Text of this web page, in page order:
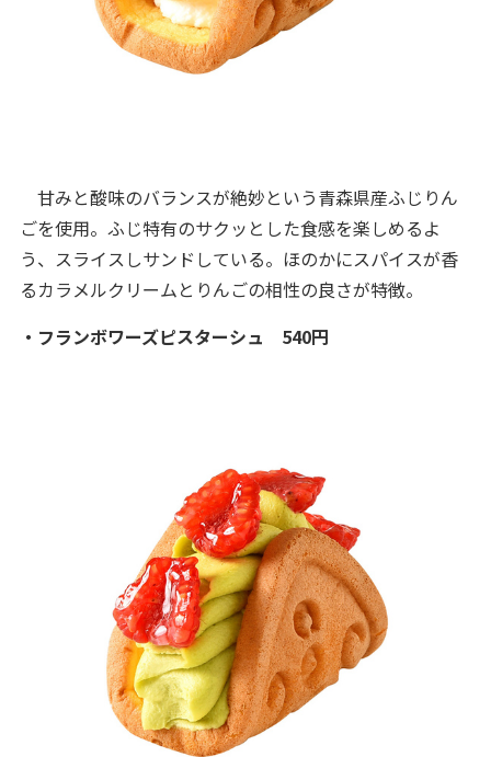
甘みと酸味のバランスが絶妙という青森県産ふじりん
ごを使用。ふじ特有のサクッとした食感を楽しめるよ
う、スライスしサンドしている。ほのかにスパイスが香
るカラメルクリームとりんごの相性の良さが特徴。
・フランボワーズピスターシュ 540円